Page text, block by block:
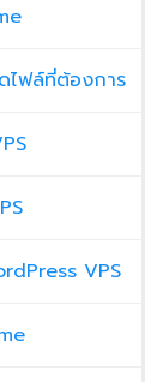
ไฟล์ที่ต้องการ
VPS